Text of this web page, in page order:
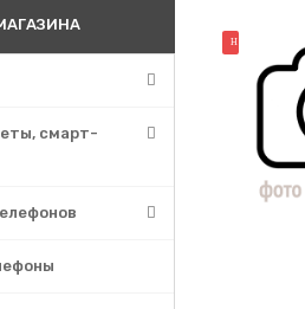
НОВИНКА
смарт-